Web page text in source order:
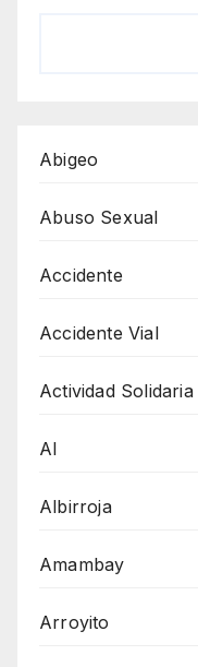
Abigeo
Abuso Sexual
Accidente
Accidente Vial
Actividad Solidaria
AI
Albirroja
Amambay
Arroyito